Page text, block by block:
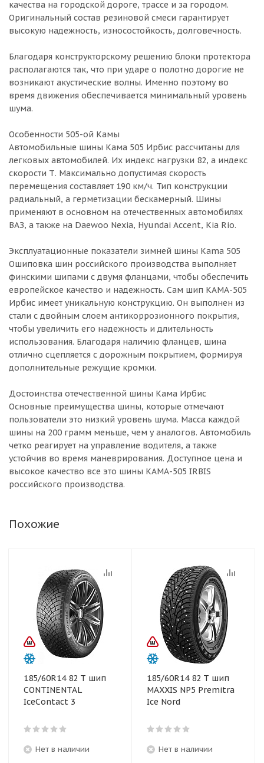
качества на городской дороге, трассе и за городом.
Оригинальный состав резиновой смеси гарантирует
высокую надежность, износостойкость, долговечность.
Благодаря конструкторскому решению блоки протектора
располагаются так, что при ударе о полотно дорогие не
возникают акустические волны. Именно поэтому во
время движения обеспечивается минимальный уровень
шума.
Особенности 505-ой Камы
Автомобильные шины Кама 505 Ирбис рассчитаны для
легковых автомобилей. Их индекс нагрузки 82, а индекс
скорости Т. Максимально допустимая скорость
перемещения составляет 190 км/ч. Тип конструкции
радиальный, а герметизации бескамерный. Шины
применяют в основном на отечественных автомобилях
ВАЗ, а также на Daewoo Nexia, Hyundai Accent, Kia Rio.
Эксплуатационные показатели зимней шины Kama 505
Ошиповка шин российского производства выполняет
финскими шипами с двумя фланцами, чтобы обеспечить
европейское качество и надежность. Сам шип КАМА-505
Ирбис имеет уникальную конструкцию. Он выполнен из
стали с двойным слоем антикоррозионного покрытия,
чтобы увеличить его надежность и длительность
использования. Благодаря наличию фланцев, шина
отлично сцепляется с дорожным покрытием, формируя
дополнительные режущие кромки.
Достоинства отечественной шины Кама Ирбис
Основные преимущества шины, которые отмечают
пользователи это низкий уровень шума. Масса каждой
шины на 200 грамм меньше, чем у аналогов. Автомобиль
четко реагирует на управление водителя, а также
устойчив во время маневрирования. Доступное цена и
высокое качество все это шины КАМА-505 IRBIS
российского производства.
Похожие
185/60R14 82 T шип
CONTINENTAL
IceContact 3
Нет в наличии
185/60R14 82 T шип
MAXXIS NP5 Premitra
Ice Nord
Нет в наличии